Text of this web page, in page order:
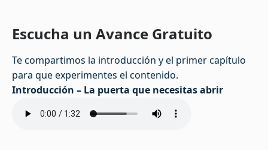
Escucha un Avance Gratuito
Te compartimos la introducción y el primer capítulo
para que experimentes el contenido.
Introducción – La puerta que necesitas abrir